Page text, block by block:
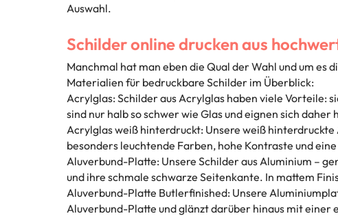
Auswahl.
Schilder online drucken aus
Manchmal hat man eben die Qual der Wahl und um
Materialien für bedruckbare Schilder im Überblick:
Acrylglas: Schilder aus Acrylglas haben viele Vorteile:
sind nur halb so schwer wie Glas und eignen sich
Acrylglas weiß hinterdruckt: Unsere weiß
besonders leuchtende Farben, hohe Kontraste und
Aluverbund-Platte: Unsere Schilder aus Aluminium –
und ihre schmale schwarze Seitenkante. In mattem
Aluverbund-Platte Butlerfinished: Unsere
Aluverbund-Platte und glänzt darüber hinaus mit